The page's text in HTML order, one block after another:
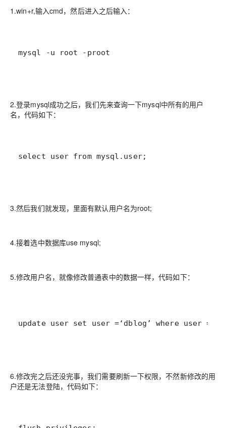
1.win+r,输入cmd，然后进入之后输入：
mysql -u root -proot
2.登录mysql成功之后，我们先来查询一下mysql中所有的用户
名，代码如下：
select user from mysql.user;
3.然后我们就发现，里面有默认用户名为root;
4.接着选中数据库use mysql;
5.修改用户名，就像修改普通表中的数据一样，代码如下：
update user set user =‘dblog’ where user
6.修改完之后还没完事，我们需要刷新一下权限，不然新修改的用
户还是无法登陆，代码如下：